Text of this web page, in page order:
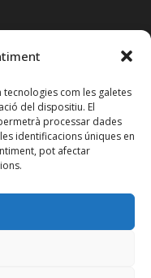
com les galetes
del dispositiu. El
processar dades
identificacions úniques en
pot afectar
socials